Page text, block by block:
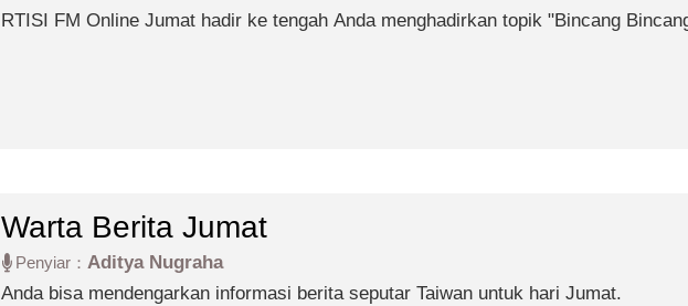
RTISI FM Online Jumat hadir ke tengah Anda menghadirkan topik "Bincang
Warta Berita Jumat
Penyiar： Aditya Nugraha
Anda bisa mendengarkan informasi berita seputar Taiwan untuk hari Jumat.